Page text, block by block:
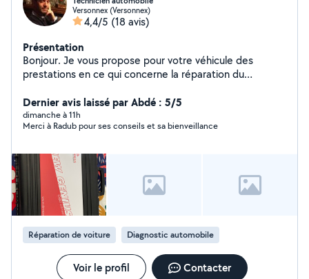
Versonnex (Versonnex)
4,4/5 (18 avis)
Présentation
Bonjour. Je vous propose pour votre véhicule des
prestations en ce qui concerne la réparation du
Restauration Systeme du vhc avec le programme
d'origine. Lecture des codes injecteurs. Encodage des
injecteurs. Effacements des défauts. Stage 1 La
de la cartographie du calculateur moteur, augmentant
les performances et réduisant la consommation de
carburant. Cette optimisation, qui implique des
ajustements des paramètres moteur tels que l'injection
de carburant, l'allumage et la pression du turbo, est
réalisée dans le strict respect des normes de sécurité
établies par les constructeurs. Elle garantit ainsi un gain
de puissance sans compromettre la fiabilité du moteur.
Cette intervention est idéale pour ceux qui souhaitent
Dernier avis laissé par Abdé : 5/5
dimanche à 11h
Merci à Radub pour ses conseils et sa bienveillance
Réparation de voiture Diagnostic automobile
Voir le profil Contacter